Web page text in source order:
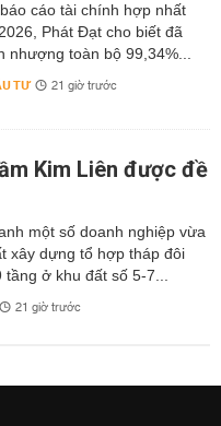
cáo tài chính hợp nhất
Phát Đạt cho biết đã
nhượng toàn bộ 99,34%...
TƯ 21 giờ trước
Kim Liên được đề
một số doanh nghiệp vừa
xây dựng tổ hợp tháp đôi
tầng ở khu đất số 5-7...
21 giờ trước